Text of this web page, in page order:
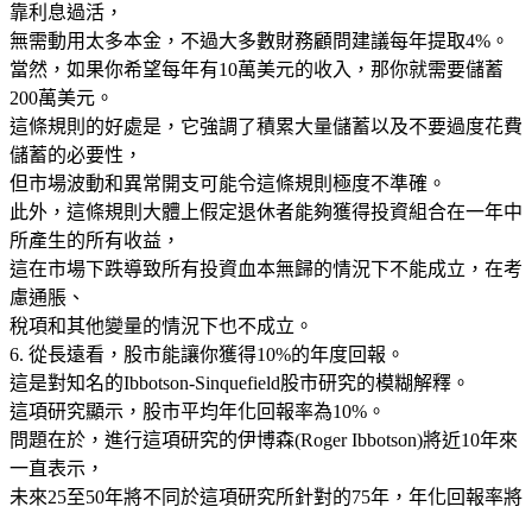
靠利息過活，
無需動用太多本金，不過大多數財務顧問建議每年提取4%。
當然，如果你希望每年有10萬美元的收入，那你就需要儲蓄
200萬美元。
這條規則的好處是，它強調了積累大量儲蓄以及不要過度花費
儲蓄的必要性，
但市場波動和異常開支可能令這條規則極度不準確。
此外，這條規則大體上假定退休者能夠獲得投資組合在一年中
所產生的所有收益，
這在市場下跌導致所有投資血本無歸的情況下不能成立，在考
慮通脹、
稅項和其他變量的情況下也不成立。
6. 從長遠看，股市能讓你獲得10%的年度回報。
這是對知名的Ibbotson-Sinquefield股市研究的模糊解釋。
這項研究顯示，股市平均年化回報率為10%。
問題在於，進行這項研究的伊博森(Roger Ibbotson)將近10年來
一直表示，
未來25至50年將不同於這項研究所針對的75年，年化回報率將